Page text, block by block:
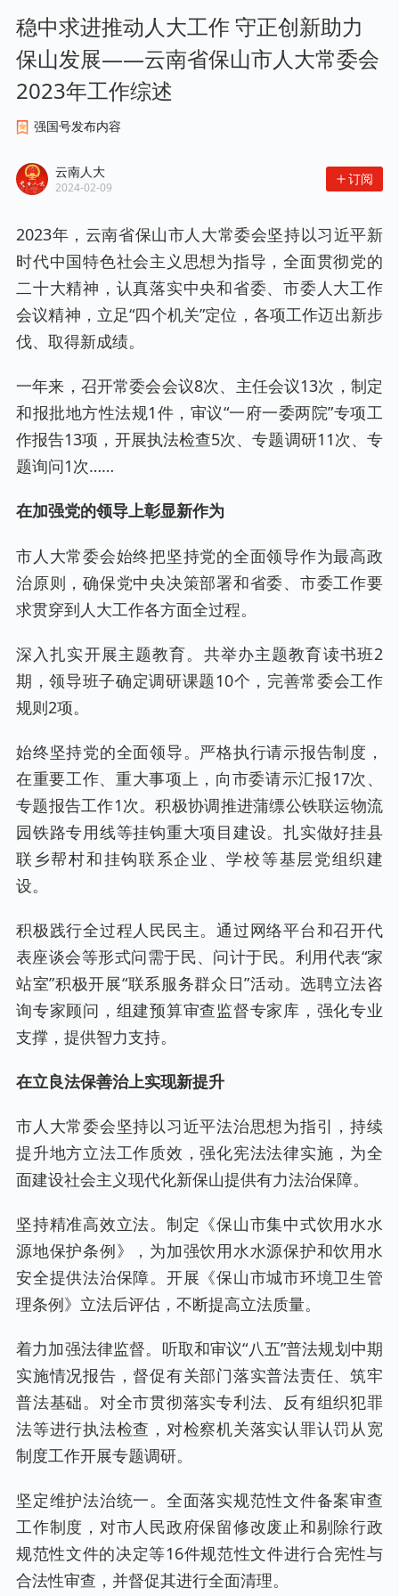
稳中求进推动人大工作 守正创新助力
保山发展——云南省保山市人大常委会
2023年工作综述
强国号发布内容
云南人大
2024-02-09
订阅
2023年，云南省保山市人大常委会坚持以习近平新
时代中国特色社会主义思想为指导，全面贯彻党的
二十大精神，认真落实中央和省委、市委人大工作
会议精神，立足“四个机关”定位，各项工作迈出新步
伐、取得新成绩。
一年来，召开常委会会议8次、主任会议13次，制定
和报批地方性法规1件，审议“一府一委两院”专项工
作报告13项，开展执法检查5次、专题调研11次、专
题询问1次……
在加强党的领导上彰显新作为
市人大常委会始终把坚持党的全面领导作为最高政
治原则，确保党中央决策部署和省委、市委工作要
求贯穿到人大工作各方面全过程。
深入扎实开展主题教育。共举办主题教育读书班2
期，领导班子确定调研课题10个，完善常委会工作
规则2项。
始终坚持党的全面领导。严格执行请示报告制度，
在重要工作、重大事项上，向市委请示汇报17次、
专题报告工作1次。积极协调推进蒲缥公铁联运物流
园铁路专用线等挂钩重大项目建设。扎实做好挂县
联乡帮村和挂钩联系企业、学校等基层党组织建
设。
积极践行全过程人民民主。通过网络平台和召开代
表座谈会等形式问需于民、问计于民。利用代表“家
站室”积极开展“联系服务群众日”活动。选聘立法咨
询专家顾问，组建预算审查监督专家库，强化专业
支撑，提供智力支持。
在立良法保善治上实现新提升
市人大常委会坚持以习近平法治思想为指引，持续
提升地方立法工作质效，强化宪法法律实施，为全
面建设社会主义现代化新保山提供有力法治保障。
坚持精准高效立法。制定《保山市集中式饮用水水
源地保护条例》，为加强饮用水水源保护和饮用水
安全提供法治保障。开展《保山市城市环境卫生管
理条例》立法后评估，不断提高立法质量。
着力加强法律监督。听取和审议“八五”普法规划中期
实施情况报告，督促有关部门落实普法责任、筑牢
普法基础。对全市贯彻落实专利法、反有组织犯罪
法等进行执法检查，对检察机关落实认罪认罚从宽
制度工作开展专题调研。
坚定维护法治统一。全面落实规范性文件备案审查
工作制度，对市人民政府保留修改废止和剔除行政
规范性文件的决定等16件规范性文件进行合宪性与
合法性审查，并督促其进行全面清理。